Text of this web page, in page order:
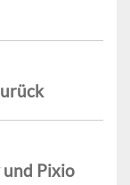
Pixio